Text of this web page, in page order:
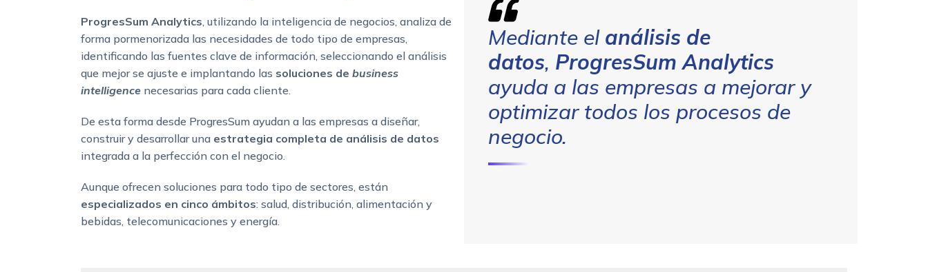
ProgresSum Analytics, utilizando la inteligencia de negocios, analiza de
forma pormenorizada las necesidades de todo tipo de empresas,
identificando las fuentes clave de información, seleccionando el análisis
que mejor se ajuste e implantando las soluciones de business
intelligence necesarias para cada cliente.
De esta forma desde ProgresSum ayudan a las empresas a diseñar,
construir y desarrollar una estrategia completa de análisis de datos
integrada a la perfección con el negocio.
Aunque ofrecen soluciones para todo tipo de sectores, están
especializados en cinco ámbitos: salud, distribución, alimentación y
bebidas, telecomunicaciones y energía.
Mediante el análisis de
datos, ProgresSum Analytics
ayuda a las empresas a mejorar y
optimizar todos los procesos de
negocio.